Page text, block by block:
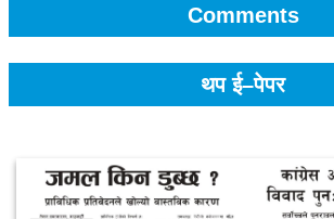
Comments
थप ई–पेपर